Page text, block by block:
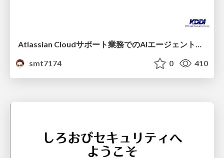
Atlassian Cloudサポート業務でのAIエージェント活用事例
smt7174
0 410